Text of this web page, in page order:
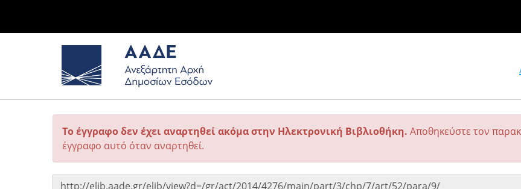
Το έγγραφο δεν έχει αναρτηθεί ακόμα στην Ηλεκτρονική Βιβλιοθήκη. Αποθηκεύστε τον
έγγραφο αυτό όταν αναρτηθεί.